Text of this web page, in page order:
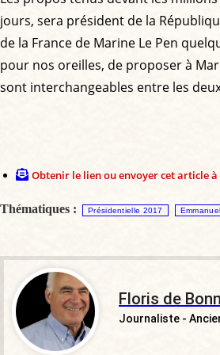
jours, sera président de la
de la France de Marine Le Pen
pour nos oreilles, de proposer à
sont interchangeables entre les
Obtenir le lien ou envoyer cet article à
Thématiques : Présidentielle 2017
Floris de
Journaliste -